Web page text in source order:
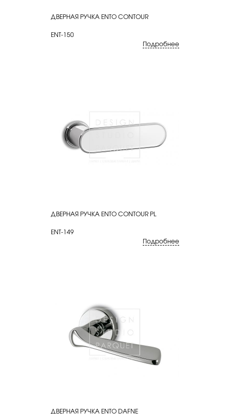
КУПИТЬ
ДВЕРНАЯ РУЧКА ENTO CONTOUR
ENT-150
Подробнее
КУПИТЬ
ДВЕРНАЯ РУЧКА ENTO CONTOUR PL
ENT-149
Подробнее
КУПИТЬ
ДВЕРНАЯ РУЧКА ENTO DAFNE